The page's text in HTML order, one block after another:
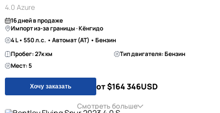
4.0 Azure
16 дней в продаже
Импорт из-за границы · Кёнгидо
4 L • 550 л.с. • Автомат (AT) • Бензин
Пробег: 27к км
Тип двигателя: Бензин
Мест: 5
Хочу заказать от $164 346USD
Смотреть больше